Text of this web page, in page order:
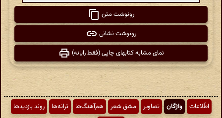
رونوشت متن
رونوشت نشانی
نمای مشابه کتابهای چاپی (فقط رایانه)
اطّلاعات واژگان تصاویر مشق شعر هم‌آهنگ‌ها ترانه‌ها
روند بازدیدها